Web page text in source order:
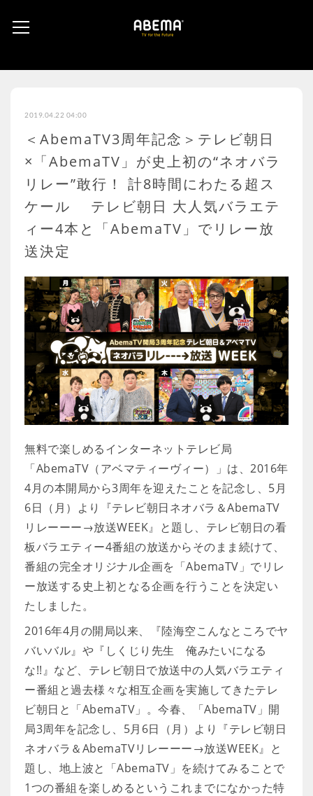
2019.04.22 04:00
＜AbemaTV3周年記念＞テレビ朝日
×「AbemaTV」が史上初の“ネオバラ
リレー”敢行！ 計8時間にわたる超ス
ケール テレビ朝日 大人気バラエテ
ィー4本と「AbemaTV」でリレー放
送決定
無料で楽しめるインターネットテレビ局
「AbemaTV（アベマティーヴィー）」は、2016年
4月の本開局から3周年を迎えたことを記念し、5月
6日（月）より『テレビ朝日ネオバラ＆AbemaTV
リレーーー→放送WEEK』と題し、テレビ朝日の看
板バラエティー4番組の放送からそのまま続けて、
番組の完全オリジナル企画を「AbemaTV」でリレ
ー放送する史上初となる企画を行うことを決定い
たしました。
2016年4月の開局以来、『陸海空こんなところでヤ
バいバル』や『しくじり先生 俺みたいになる
な!!』など、テレビ朝日で放送中の人気バラエティ
ー番組と過去様々な相互企画を実施してきたテレ
ビ朝日と「AbemaTV」。今春、「AbemaTV」開
局3周年を記念し、5月6日（月）より『テレビ朝日
ネオバラ＆AbemaTVリレーーー→放送WEEK』と
題し、地上波と「AbemaTV」を続けてみることで
1つの番組を楽しめるというこれまでになかった特